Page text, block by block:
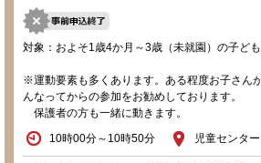
対象：およそ1歳4か月～3歳（未就園）の子ど
※運動要素も多くあります。ある程度お子さん
んなってからの参加をお勧めしております。
保護者の方も一緒に動きます。
10時00分～10時50分
児童センター